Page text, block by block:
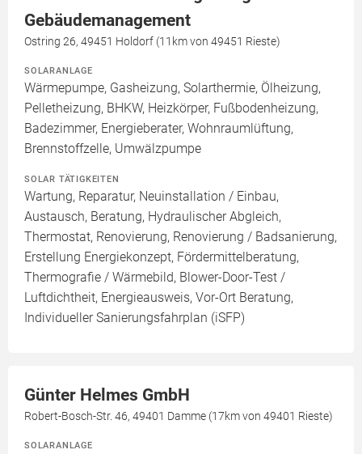
Gebäudemanagement
Ostring 26, 49451 Holdorf (11km von 49451 Rieste)
SOLARANLAGE
Wärmepumpe, Gasheizung, Solarthermie, Ölheizung,
Pelletheizung, BHKW, Heizkörper, Fußbodenheizung,
Badezimmer, Energieberater, Wohnraumlüftung,
Brennstoffzelle, Umwälzpumpe
SOLAR TÄTIGKEITEN
Wartung, Reparatur, Neuinstallation / Einbau,
Austausch, Beratung, Hydraulischer Abgleich,
Thermostat, Renovierung, Renovierung / Badsanierung,
Erstellung Energiekonzept, Fördermittelberatung,
Thermografie / Wärmebild, Blower-Door-Test /
Luftdichtheit, Energieausweis, Vor-Ort Beratung,
Individueller Sanierungsfahrplan (iSFP)
Günter Helmes GmbH
Robert-Bosch-Str. 46, 49401 Damme (17km von 49401 Rieste)
SOLARANLAGE